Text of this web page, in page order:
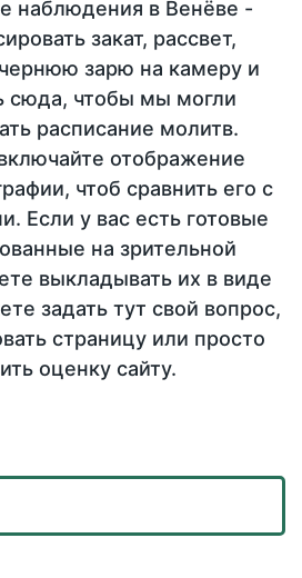
наблюдения в Венёве -
закат, рассвет,
зарю на камеру и
сюда, чтобы мы могли
расписание молитв.
отображение
чтоб сравнить его с
Если у вас есть готовые
на зрительной
выкладывать их в виде
задать тут свой вопрос,
страницу или просто
оценку сайту.